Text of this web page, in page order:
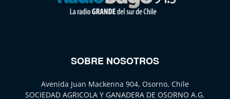
SOBRE NOSOTROS
Avenida Juan Mackenna 904, Osorno, Chile
SOCIEDAD AGRICOLA Y GANADERA DE OSORNO A.G.